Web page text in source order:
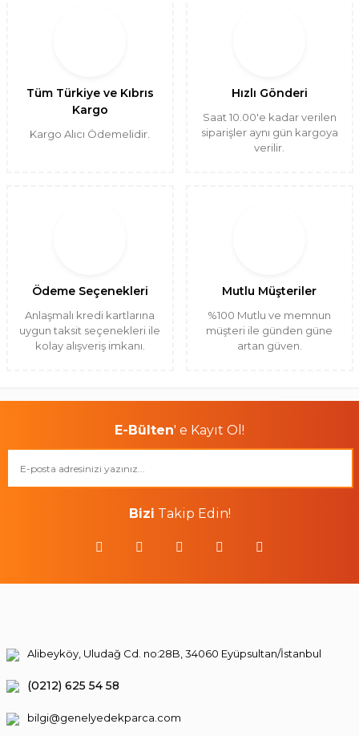
Tüm Türkiye ve Kıbrıs
Kargo
Kargo Alıcı Ödemelidir.
Hızlı Gönderi
Saat 10.00'e kadar verilen
siparişler aynı gün kargoya
verilir.
Ödeme Seçenekleri
Anlaşmalı kredi kartlarına
uygun taksit seçenekleri ile
kolay alışveriş imkanı.
Mutlu Müşteriler
%100 Mutlu ve memnun
müşteri ile günden güne
artan güven.
E-Bülten' e Kayıt Ol!
Bizi Takip Edin!
Alibeyköy, Uludağ Cd. no:28B, 34060 Eyüpsultan/İstanbul
(0212) 625 54 58
bilgi@genelyedekparca.com